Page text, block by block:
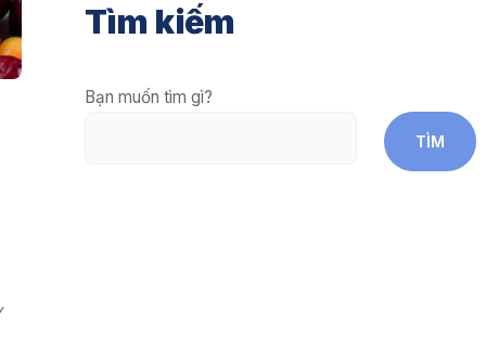
Tìm kiếm
Bạn muốn tìm gì?
TÌM